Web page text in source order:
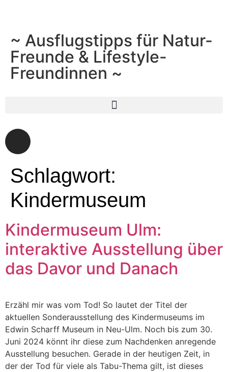
~ Ausflugstipps für Natur-
Freunde & Lifestyle-
Freundinnen ~
Schlagwort:
Kindermuseum
Kindermuseum Ulm:
interaktive Ausstellung über
das Davor und Danach
Erzähl mir was vom Tod! So lautet der Titel der
aktuellen Sonderausstellung des Kindermuseums im
Edwin Scharff Museum in Neu-Ulm. Noch bis zum 30.
Juni 2024 könnt ihr diese zum Nachdenken anregende
Ausstellung besuchen. Gerade in der heutigen Zeit, in
der der Tod für viele als Tabu-Thema gilt, ist dieses